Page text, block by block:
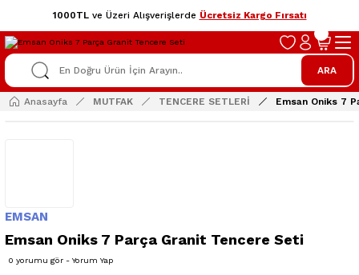
1000TLve Üzeri Alışverişlerde Ücretsiz Kargo Fırsatı
ARA
Anasayfa MUTFAK TENCERE SETLERİ Emsan Oniks 7
EMSAN
Emsan Oniks 7 Parça Granit Tencere Seti
0 yorumu gör - Yorum Yap